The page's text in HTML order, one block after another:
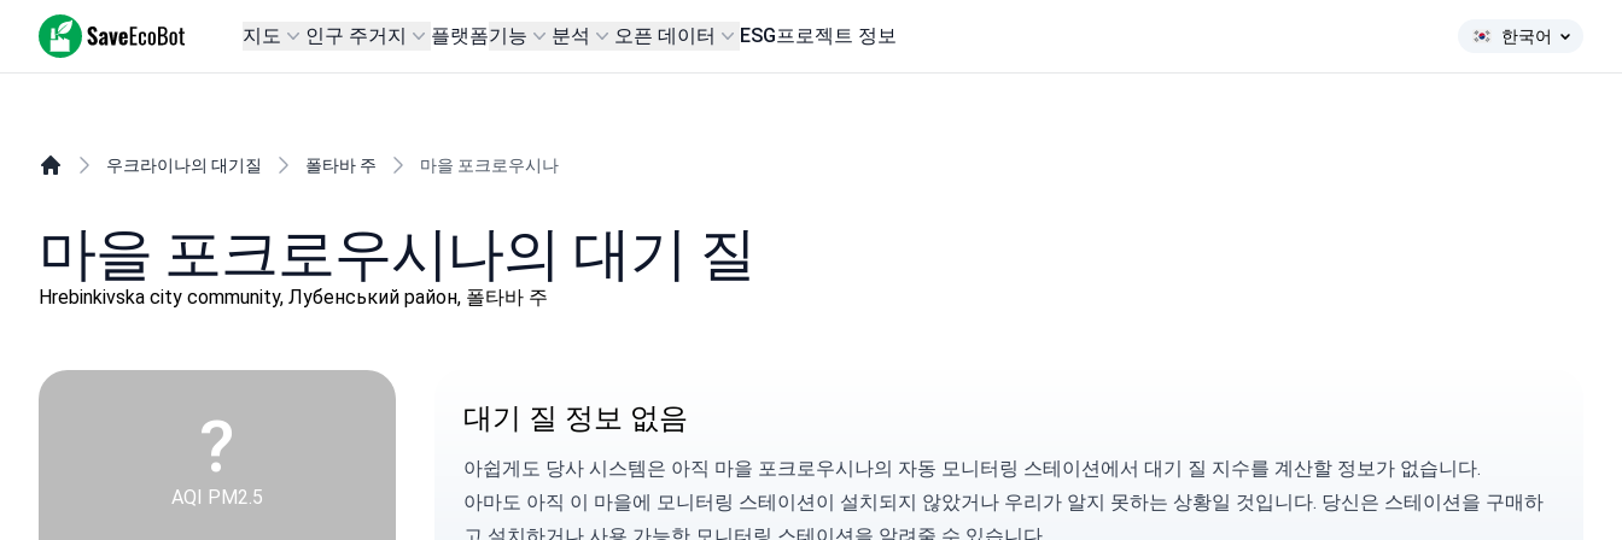
SaveEcoBot 지도 인구 주거지 플랫폼기능 분석 오픈 데이터 ESG프로젝트 정보 한국어
우크라이나의 대기질 폴타바 주 마을 포크로우시나
마을 포크로우시나의 대기 질
Hrebinkivska city community, Лубенський район, 폴타바 주
?
AQI PM2.5
대기 질 정보 없음
아쉽게도 당사 시스템은 아직 마을 포크로우시나의 자동 모니터링 스테이션에서 대기 질 지수를 계산할 정보가 없습니다.
아마도 아직 이 마을에 모니터링 스테이션이 설치되지 않았거나 우리가 알지 못하는 상황일 것입니다. 당신은 스테이션을 구매하